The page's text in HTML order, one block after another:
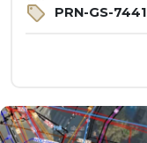
PRN-GS-7441